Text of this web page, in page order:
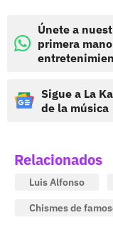
Únete a
primera
Sigue a La
de la música
Relacionados
Luis Alfonso
Chismes de